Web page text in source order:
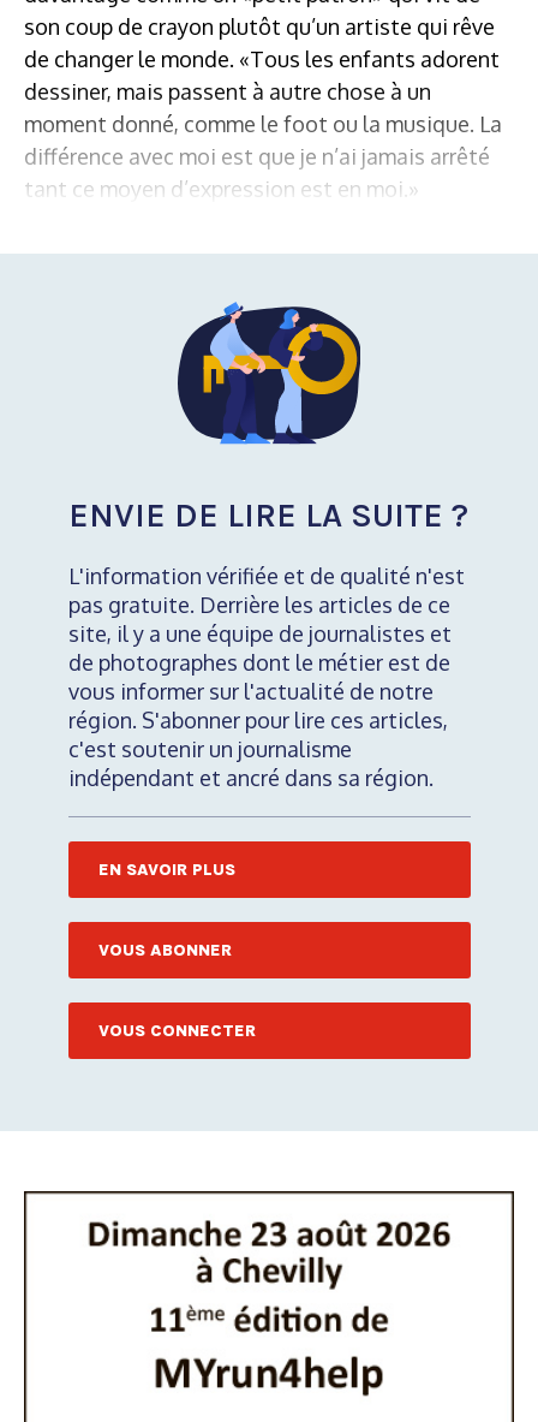
son coup de crayon plutôt qu’un artiste qui rêve
de changer le monde. «Tous les enfants adorent
dessiner, mais passent à autre chose à un
moment donné, comme le foot ou la musique. La
différence avec moi est que je n’ai jamais arrêté
tant ce moyen d’expression est en moi.»
ENVIE DE LIRE LA SUITE ?
L'information vérifiée et de qualité n'est
pas gratuite. Derrière les articles de ce
site, il y a une équipe de journalistes et
de photographes dont le métier est de
vous informer sur l'actualité de notre
région. S'abonner pour lire ces articles,
c'est soutenir un journalisme
indépendant et ancré dans sa région.
EN SAVOIR PLUS
VOUS ABONNER
VOUS CONNECTER